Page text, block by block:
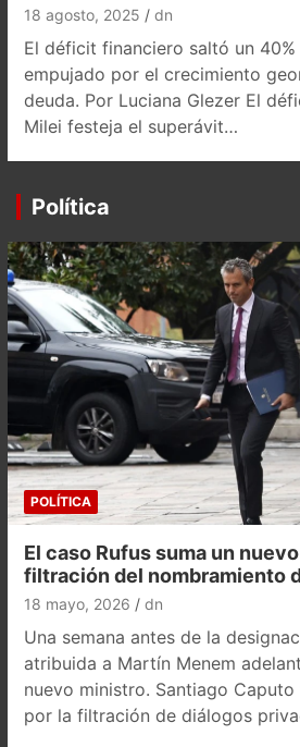
18 agosto, 2025 dn
El déficit financiero saltó un
empujado por el crecimiento
deuda. Por Luciana Glezer El
Milei festeja el superávit…
Política
POLÍTICA
El caso Rufus suma un
filtración del nombramiento
18 mayo, 2026 dn
Una semana antes de la
atribuida a Martín Menem
nuevo ministro. Santiago
por la filtración de diálogos